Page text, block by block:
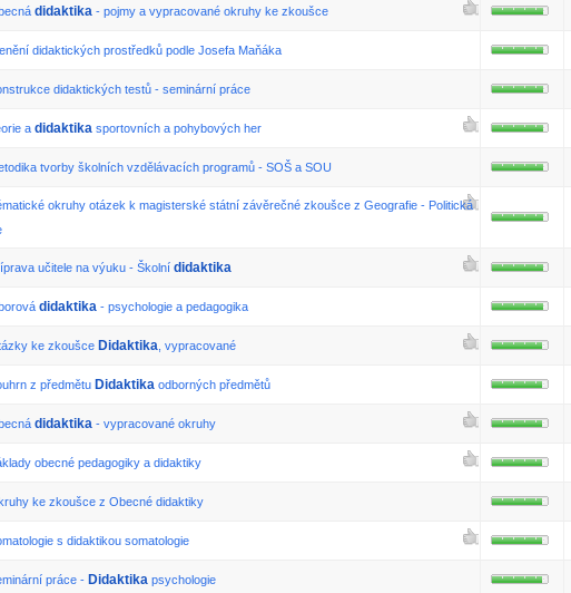
didaktika - pojmy a vypracované okruhy ke zkoušce
didaktických prostředků podle Josefa Maňáka
didaktických testů - seminární práce
a didaktika sportovních a pohybových her
tvorby školních vzdělávacích programů - SOŠ a SOU
okruhy otázek k magisterské státní závěrečné zkoušce z Geografie - Politická
učitele na výuku - Školní didaktika
didaktika - psychologie a pedagogika
ke zkoušce Didaktika , vypracované
z předmětu Didaktika odborných předmětů
didaktika - vypracované okruhy
obecné pedagogiky a didaktiky
ke zkoušce z Obecné didaktiky
s didaktikou somatologie
práce - Didaktika psychologie